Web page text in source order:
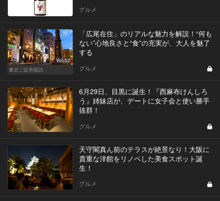
グルメ
Vol.32
東京ご近所探訪
「広尾在住」のリアルな魅力を解説！“何も
ない”心地良さと“食”の充実が、大人を魅了
する
グルメ
6月29日、目黒に誕生！『西麻布けんしろ
う』姉妹店が、デートに女子会と使い勝手
抜群！
グルメ
天守閣真ん前のテラスが絶景なり！大阪に
貴重な洋館をリノベした美食スポット誕
生！
グルメ